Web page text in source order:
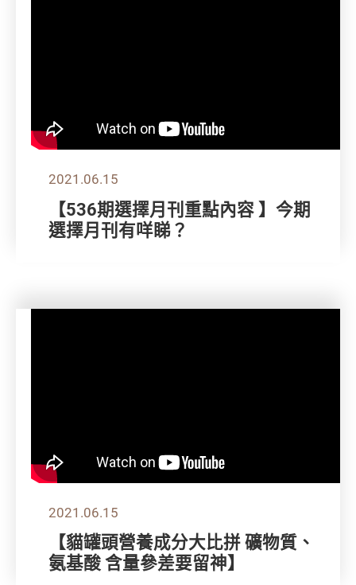
2021.06.15
【536期選擇月刊重點內容 】今期
選擇月刊有咩睇？
2021.06.15
【貓罐頭營養成分大比拼 礦物質、
氨基酸 含量參差要留神】